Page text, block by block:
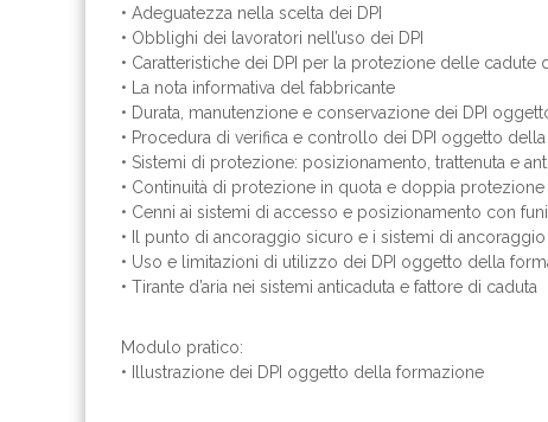
• Adeguatezza nella scelta dei DPI
• Obblighi dei lavoratori nell’uso dei DPI
• Caratteristiche dei DPI per la protezione delle cadute
• La nota informativa del fabbricante
• Durata, manutenzione e conservazione dei DPI
• Procedura di verifica e controllo dei DPI oggetto
• Sistemi di protezione: posizionamento, trattenuta e
• Continuità di protezione in quota e doppia protezione
• Cenni ai sistemi di accesso e posizionamento con funi
• Il punto di ancoraggio sicuro e i sistemi di ancoraggio
• Uso e limitazioni di utilizzo dei DPI oggetto della
• Tirante d’aria nei sistemi anticaduta e fattore di caduta
Modulo pratico:
• Illustrazione dei DPI oggetto della formazione